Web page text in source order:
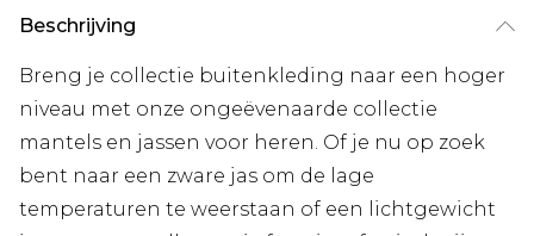
Beschrijving
Breng je collectie buitenkleding naar een hoger
niveau met onze ongeëvenaarde collectie
mantels en jassen voor heren. Of je nu op zoek
bent naar een zware jas om de lage
temperaturen te weerstaan of een lichtgewicht